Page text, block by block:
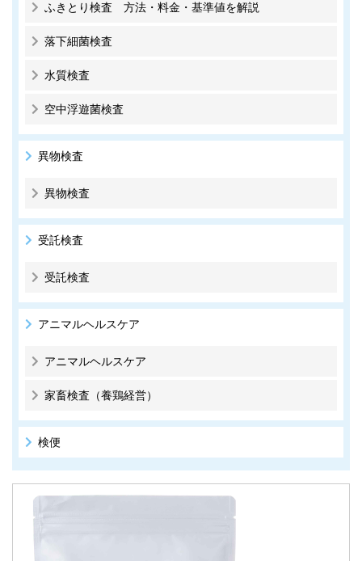
ふきとり検査 方法・料金・基準値を解説
落下細菌検査
水質検査
空中浮遊菌検査
異物検査
異物検査
受託検査
受託検査
アニマルヘルスケア
アニマルヘルスケア
家畜検査（養鶏経営）
検便